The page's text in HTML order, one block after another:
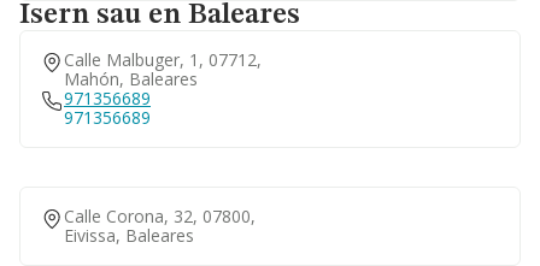
Isern sau en Baleares
Calle Malbuger, 1, 07712,
Mahón, Baleares
971356689
971356689
Calle Corona, 32, 07800,
Eivissa, Baleares